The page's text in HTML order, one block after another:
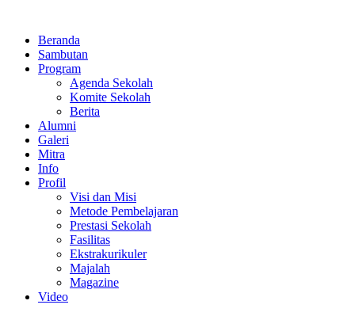
kontenBeranda
Sambutan
Program
Agenda Sekolah
Komite Sekolah
Berita
Alumni
Galeri
Mitra
Info
Profil
Visi dan Misi
Metode Pembelajaran
Prestasi Sekolah
Fasilitas
Ekstrakurikuler
Majalah
Magazine
Video